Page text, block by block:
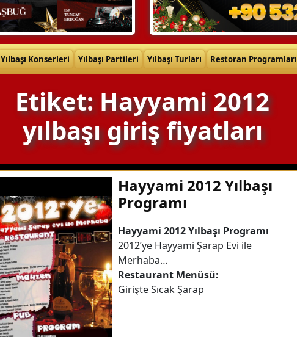
Yılbaşı Konserleri Yılbaşı Partileri Yılbaşı Turları Restoran Programları
Etiket: Hayyami 2012
yılbaşı giriş fiyatları
Hayyami 2012 Yılbaşı
Programı
Hayyami 2012 Yılbaşı Programı
2012’ye Hayyami Şarap Evi ile
Merhaba…
Restaurant Menüsü:
Girişte Sıcak Şarap